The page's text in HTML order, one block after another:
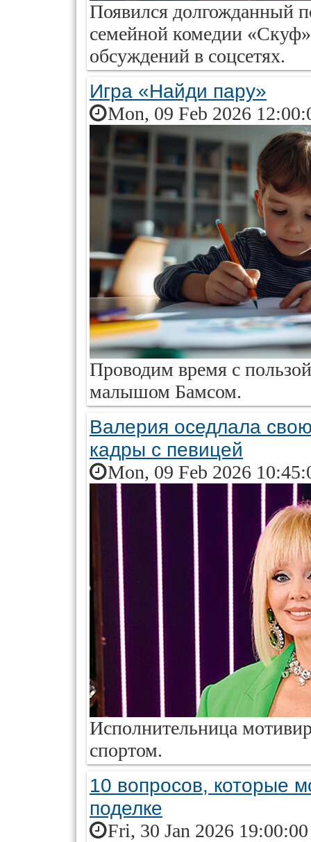
Появился долгожданный
семейной комедии
обсуждений в соцсетях.
Игра «Найди пару»
Mon, 09 Feb 2026
Проводим время с
малышом Бамсом.
Валерия оседлала
кадры с певицей
Mon, 09 Feb 2026
Исполнительница
спортом.
10 вопросов, которые
поделке
Fri, 30 Jan 2026